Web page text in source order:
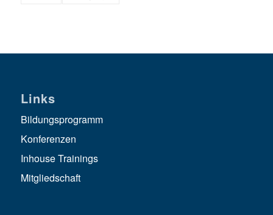
Links
Bildungsprogramm
Konferenzen
Inhouse Trainings
Mitgliedschaft